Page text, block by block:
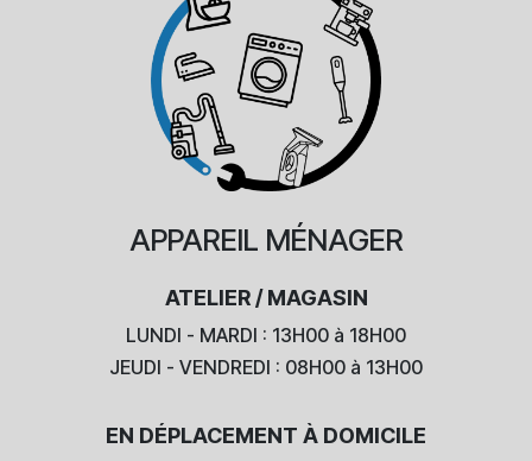
APPAREIL MÉNAGER
ATELIER / MAGASIN
LUNDI - MARDI : 13H00 à 18H00
JEUDI - VENDREDI : 08H00 à 13H00
EN DÉPLACEMENT À DOMICILE